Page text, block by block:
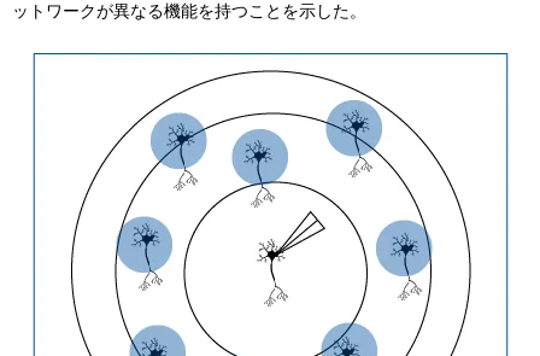
ットワークが異なる機能を持つことを示した。